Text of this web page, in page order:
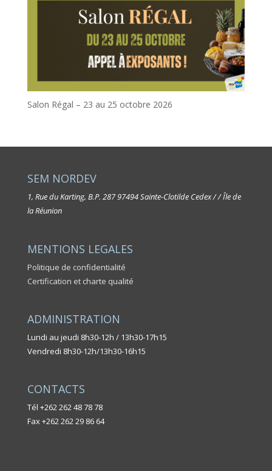
Salon Régal – 23 au 25 octobre 2026
SEM NORDEV
1, Rue du Karting, B.P. 28797494 Sainte-Clotilde Cedex / / Île de
la Réunion
MENTIONS LEGALES
Politique de confidentialité
Certification et charte qualité
ADMINISTRATION
Lundi au jeudi 8h30-12h / 13h30-17h15
Vendredi 8h30-12h/13h30-16h15
CONTACTS
Tél +262 262 48 78 78
Fax +262 262 29 86 64